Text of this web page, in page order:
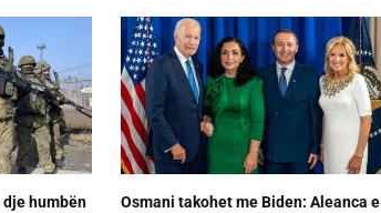
humbën
Osmani takohet me Biden: Aleanca e